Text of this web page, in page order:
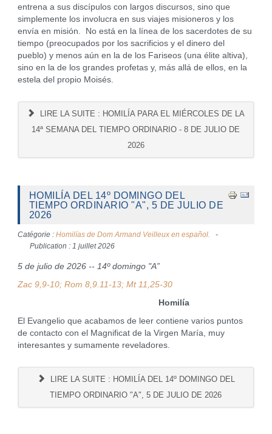
entrena a sus discípulos con largos discursos, sino que
simplemente los involucra en sus viajes misioneros y los
envía en misión. No está en la línea de los sacerdotes de su
tiempo (preocupados por los sacrificios y el dinero del
pueblo) y menos aún en la de los Fariseos (una élite altiva),
sino en la de los grandes profetas y, más allá de ellos, en la
estela del propio Moisés.
LIRE LA SUITE : HOMILÍA PARA EL MIÉRCOLES DE LA
14ª SEMANA DEL TIEMPO ORDINARIO - 8 DE JULIO DE
2026
HOMILÍA DEL 14º DOMINGO DEL
TIEMPO ORDINARIO "A", 5 DE JULIO DE
2026
Catégorie : Homilías de Dom Armand Veilleux en español.
Publication : 1 juillet 2026
5 de julio de 2026 -- 14º domingo "A”
Zac 9,9-10; Rom 8,9.11-13; Mt 11,25-30
Homilía
El Evangelio que acabamos de leer contiene varios puntos
de contacto con el Magnificat de la Virgen María, muy
interesantes y sumamente reveladores.
LIRE LA SUITE : HOMILÍA DEL 14º DOMINGO DEL
TIEMPO ORDINARIO "A", 5 DE JULIO DE 2026